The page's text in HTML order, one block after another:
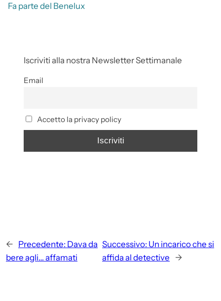
Fa parte del Benelux
Iscriviti alla nostra Newsletter Settimanale
Email
Accetto la privacy policy
← Precedente: Dava da
bere agli… affamati
Successivo: Un incarico che si
affida al detective
→